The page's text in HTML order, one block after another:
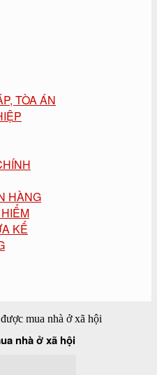
TÒA ÁN
HÀNG
KẾ
mua nhà ở xã hội
nhà ở xã hội